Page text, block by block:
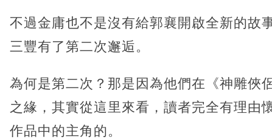
不過金庸也不是沒有給郭襄開啟全新的故
三豐有了第二次邂逅。
為何是第二次？那是因為他們在《神雕俠
之緣，其實從這里來看，讀者完全有理由
作品中的主角的。